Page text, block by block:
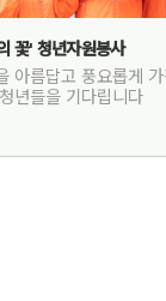
꽃' 청년자원봉사
아름답고 풍요롭게
년들을 기다립니다